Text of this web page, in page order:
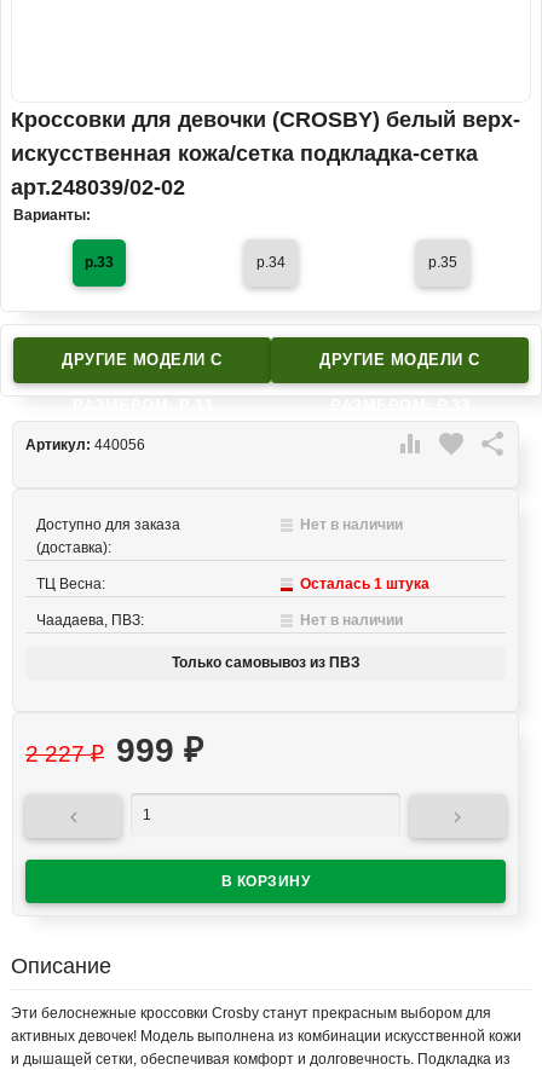
Кроссовки для девочки (CROSBY) белый верх-
искусственная кожа/сетка подкладка-сетка
арт.248039/02-02
Варианты:
р.33 р.34 р.35
ДРУГИЕ МОДЕЛИ C ДРУГИЕ МОДЕЛИ C
 favorite 
Артикул: 440056
Доступно для заказа
(доставка):
Нет в наличии
ТЦ Весна: Осталась 1 штука
Чаадаева, ПВЗ: Нет в наличии
Только самовывоз из ПВЗ
2 227₽ 999 ₽
 
Описание
Эти белоснежные кроссовки Crosby станут прекрасным выбором для
активных девочек! Модель выполнена из комбинации искусственной кожи
и дышащей сетки, обеспечивая комфорт и долговечность. Подкладка из